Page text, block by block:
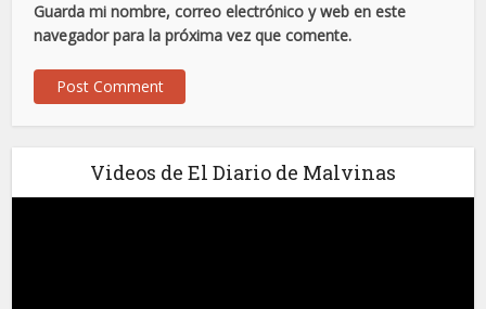
Guarda mi nombre, correo electrónico y web en este
navegador para la próxima vez que comente.
Videos de El Diario de Malvinas